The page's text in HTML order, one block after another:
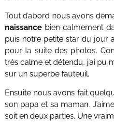
Tout d’abord nous avons
naissance bien calmement
puis notre petite star du jour
pour la suite des photos.
très calme et détendu, j’ai pu
sur un superbe fauteuil.
Ensuite nous avons fait
son papa et sa maman.
soit en deux parties. Une